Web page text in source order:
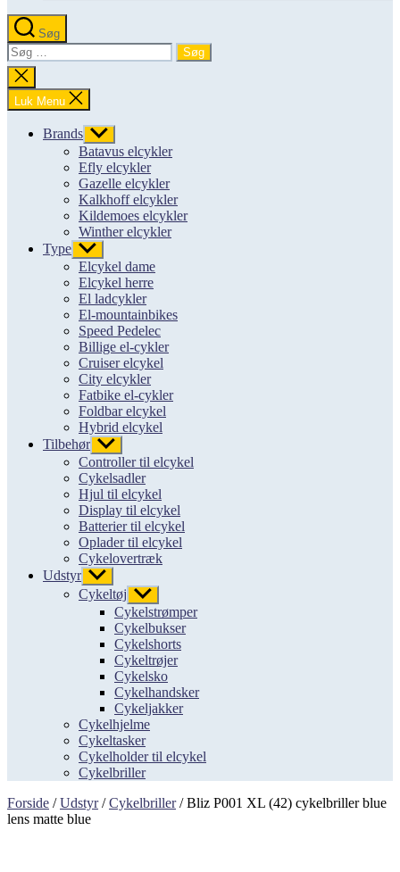
Søg
Søg
efter:
Luk
søgning
Luk Menu
Brands Vis
undermenu
Batavus elcykler
Efly elcykler
Gazelle elcykler
Kalkhoff elcykler
Kildemoes elcykler
Winther elcykler
Type Vis
undermenu
Elcykel dame
Elcykel herre
El ladcykler
El-mountainbikes
Speed Pedelec
Billige el-cykler
Cruiser elcykel
City elcykler
Fatbike el-cykler
Foldbar elcykel
Hybrid elcykel
Tilbehør Vis
undermenu
Controller til elcykel
Cykelsadler
Hjul til elcykel
Display til elcykel
Batterier til elcykel
Oplader til elcykel
Cykelovertræk
Udstyr Vis
undermenu
Cykeltøj Vis
undermenu
Cykelstrømper
Cykelbukser
Cykelshorts
Cykeltrøjer
Cykelsko
Cykelhandsker
Cykeljakker
Cykelhjelme
Cykeltasker
Cykelholder til elcykel
Cykelbriller
Forside /Udstyr/Cykelbriller/ Bliz P001 XL (42) cykelbriller blue
lens matte blue